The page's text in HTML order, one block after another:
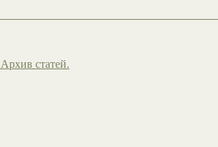
статей.